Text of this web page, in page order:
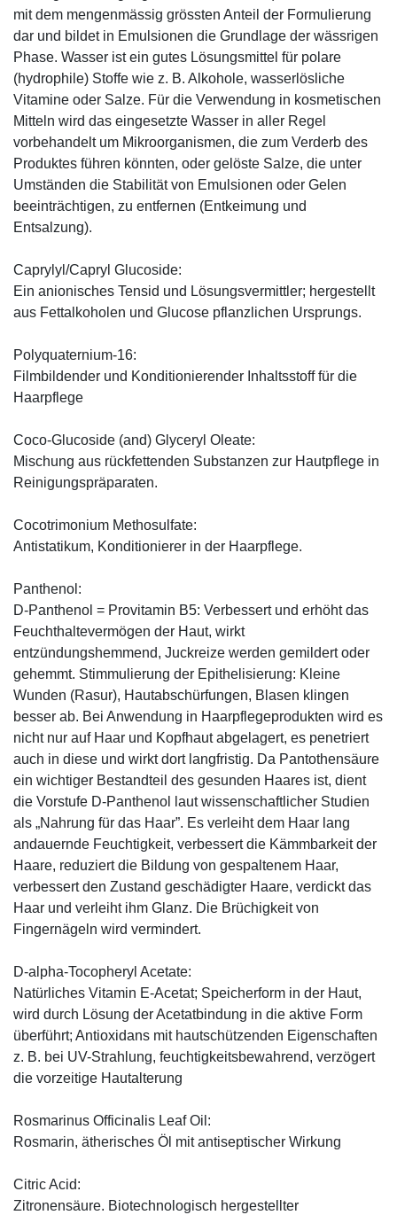
mit dem mengenmässig grössten Anteil der Formulierung
dar und bildet in Emulsionen die Grundlage der wässrigen
Phase. Wasser ist ein gutes Lösungsmittel für polare
(hydrophile) Stoffe wie z. B. Alkohole, wasserlösliche
Vitamine oder Salze. Für die Verwendung in kosmetischen
Mitteln wird das eingesetzte Wasser in aller Regel
vorbehandelt um Mikroorganismen, die zum Verderb des
Produktes führen könnten, oder gelöste Salze, die unter
Umständen die Stabilität von Emulsionen oder Gelen
beeinträchtigen, zu entfernen (Entkeimung und
Entsalzung).
Caprylyl/Capryl Glucoside:
Ein anionisches Tensid und Lösungsvermittler; hergestellt
aus Fettalkoholen und Glucose pflanzlichen Ursprungs.
Polyquaternium-16:
Filmbildender und Konditionierender Inhaltsstoff für die
Haarpflege
Coco-Glucoside (and) Glyceryl Oleate:
Mischung aus rückfettenden Substanzen zur Hautpflege in
Reinigungspräparaten.
Cocotrimonium Methosulfate:
Antistatikum, Konditionierer in der Haarpflege.
Panthenol:
D-Panthenol = Provitamin B5: Verbessert und erhöht das
Feuchthaltevermögen der Haut, wirkt
entzündungshemmend, Juckreize werden gemildert oder
gehemmt. Stimmulierung der Epithelisierung: Kleine
Wunden (Rasur), Hautabschürfungen, Blasen klingen
besser ab. Bei Anwendung in Haarpflegeprodukten wird es
nicht nur auf Haar und Kopfhaut abgelagert, es penetriert
auch in diese und wirkt dort langfristig. Da Pantothensäure
ein wichtiger Bestandteil des gesunden Haares ist, dient
die Vorstufe D-Panthenol laut wissenschaftlicher Studien
als „Nahrung für das Haar”. Es verleiht dem Haar lang
andauernde Feuchtigkeit, verbessert die Kämmbarkeit der
Haare, reduziert die Bildung von gespaltenem Haar,
verbessert den Zustand geschädigter Haare, verdickt das
Haar und verleiht ihm Glanz. Die Brüchigkeit von
Fingernägeln wird vermindert.
D-alpha-Tocopheryl Acetate:
Natürliches Vitamin E-Acetat; Speicherform in der Haut,
wird durch Lösung der Acetatbindung in die aktive Form
überführt; Antioxidans mit hautschützenden Eigenschaften
z. B. bei UV-Strahlung, feuchtigkeitsbewahrend, verzögert
die vorzeitige Hautalterung
Rosmarinus Officinalis Leaf Oil:
Rosmarin, ätherisches Öl mit antiseptischer Wirkung
Citric Acid:
Zitronensäure. Biotechnologisch hergestellter